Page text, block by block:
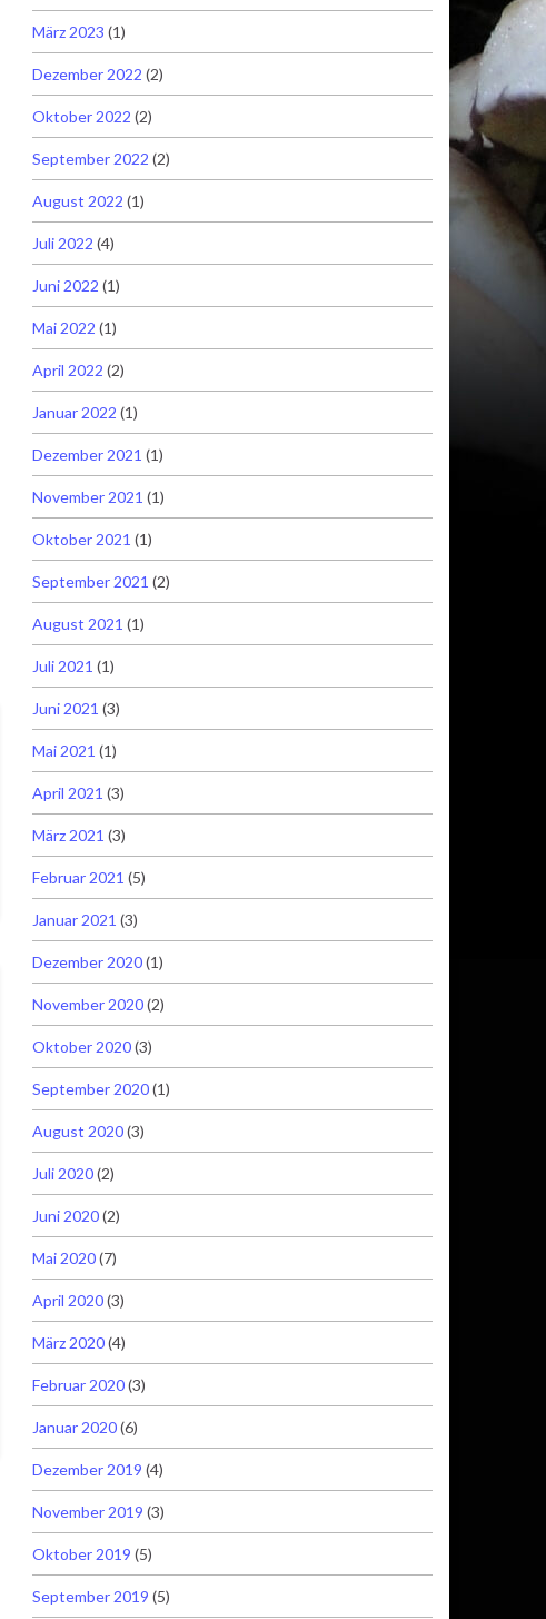
März 2023 (1)
Dezember 2022 (2)
Oktober 2022 (2)
September 2022 (2)
August 2022 (1)
Juli 2022 (4)
Juni 2022 (1)
Mai 2022 (1)
April 2022 (2)
Januar 2022 (1)
Dezember 2021 (1)
November 2021 (1)
Oktober 2021 (1)
September 2021 (2)
August 2021 (1)
Juli 2021 (1)
Juni 2021 (3)
Mai 2021 (1)
April 2021 (3)
März 2021 (3)
Februar 2021 (5)
Januar 2021 (3)
Dezember 2020(1)
November 2020(2)
Oktober 2020(3)
September 2020(1)
August 2020(3)
Juli 2020(2)
Juni 2020(2)
Mai 2020(7)
April 2020(3)
März 2020(4)
Februar 2020(3)
Januar 2020(6)
Dezember 2019 (4)
November 2019 (3)
Oktober 2019 (5)
September 2019 (5)